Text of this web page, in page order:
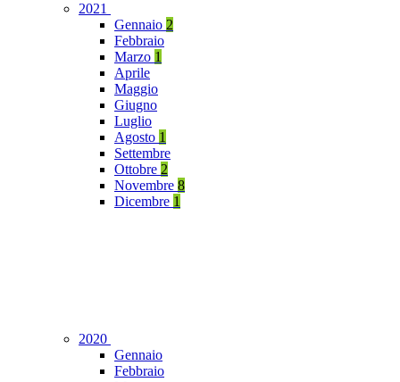
2021
Gennaio 2
Febbraio
Marzo 1
Aprile
Maggio
Giugno
Luglio
Agosto 1
Settembre
Ottobre 2
Novembre 8
Dicembre 1
2020
Gennaio
Febbraio